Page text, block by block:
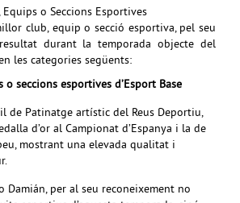
o Seccions Esportives
club, equip o secció esportiva, pel seu
durant la temporada objecte del
les categories següents:
seccions esportives d’Esport Base
de Patinatge artístic del Reus Deportiu,
d’or al Campionat d’Espanya i la de
mostrant una elevada qualitat i
Damián, per al seu reconeixement no